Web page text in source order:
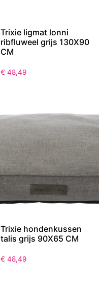
Trixie ligmat lonni
ribfluweel grijs 130X90
CM
€ 48,49
Trixie hondenkussen
talis grijs 90X65 CM
€ 48,49